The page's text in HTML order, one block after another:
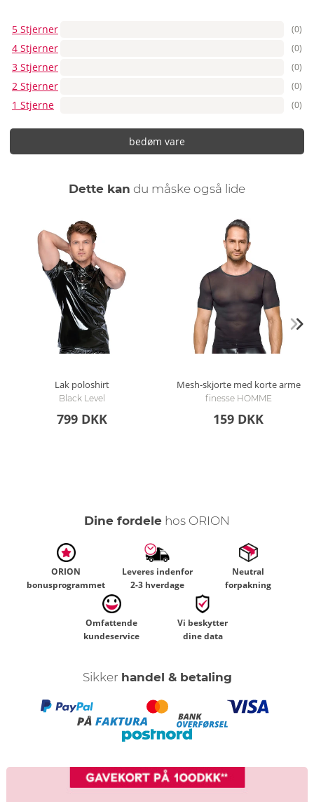
5 Stjerner (0)
4 Stjerner (0)
3 Stjerner (0)
2 Stjerner (0)
1 Stjerne (0)
bedøm vare
Dette kan du måske også lide
Lak poloshirt
Black Level
799 DKK
Mesh-skjorte med korte arme
finesse HOMME
159 DKK
Dine fordele hos ORION
ORION
bonusprogrammet
Leveres indenfor
2-3 hverdage
Neutral
forpakning
Omfattende
kundeservice
Vi beskytter
dine data
Sikker handel & betaling